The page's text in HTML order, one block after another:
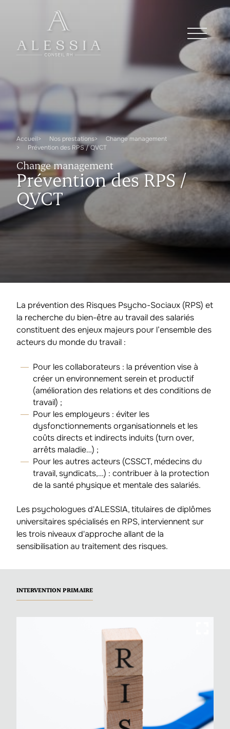
Accueil Nos prestations
Change management
Prévention des RPS / QVCT
Change management
Prévention des RPS /
QVCT
La prévention des Risques Psycho-Sociaux (RPS) et
la recherche du bien-être au travail des salariés
constituent des enjeux majeurs pour l’ensemble des
acteurs du monde du travail :
Pour les collaborateurs : la prévention vise à
créer un environnement serein et productif
(amélioration des relations et des conditions de
travail) ;
Pour les employeurs : éviter les
dysfonctionnements organisationnels et les
coûts directs et indirects induits (turn over,
arrêts maladie…) ;
Pour les autres acteurs (CSSCT, médecins du
travail, syndicats,…) : contribuer à la protection
de la santé physique et mentale des salariés.
Les psychologues d'ALESSIA, titulaires de diplômes
universitaires spécialisés en RPS, interviennent sur
les trois niveaux d'approche allant de la
sensibilisation au traitement des risques.
INTERVENTION PRIMAIRE